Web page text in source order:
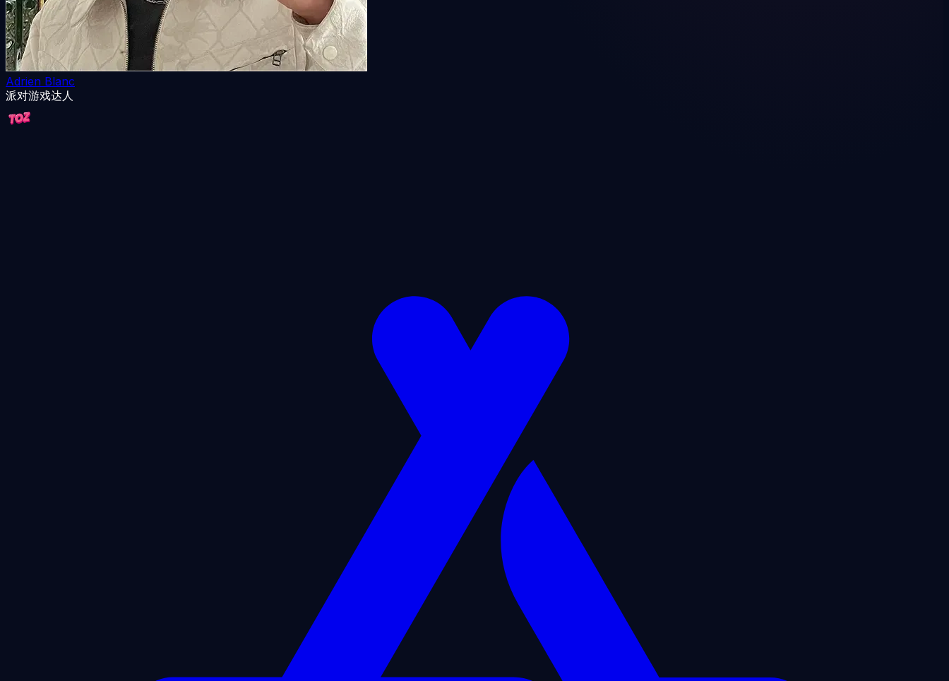
Adrien Blanc
派对游戏达人